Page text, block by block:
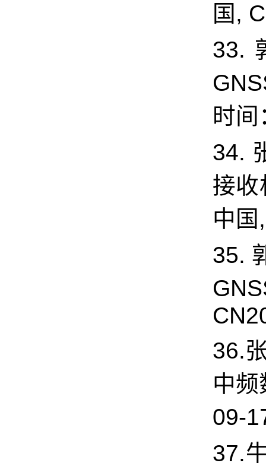
国,
33.
时
34.
接收
中
35.
36.
中
09-
37.